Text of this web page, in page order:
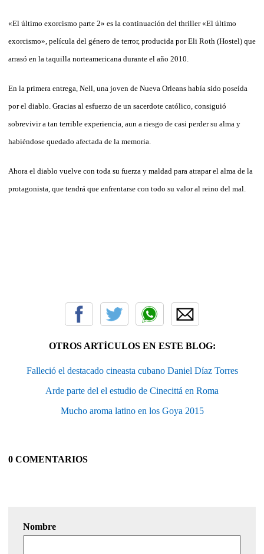
«El último exorcismo parte 2» es la continuación del thriller «El último
exorcismo», película del género de terror, producida por Eli Roth (Hostel) que
arrasó en la taquilla norteamericana durante el año 2010.
En la primera entrega, Nell, una joven de Nueva Orleans había sido poseída
por el diablo. Gracias al esfuerzo de un sacerdote católico, consiguió
sobrevivir a tan terrible experiencia, aun a riesgo de casi perder su alma y
habiéndose quedado afectada de la memoria.
Ahora el diablo vuelve con toda su fuerza y maldad para atrapar el alma de la
protagonista, que tendrá que enfrentarse con todo su valor al reino del mal.
OTROS ARTÍCULOS EN ESTE BLOG:
Falleció el destacado cineasta cubano Daniel Díaz Torres
Arde parte del el estudio de Cinecittá en Roma
Mucho aroma latino en los Goya 2015
0 COMENTARIOS
Nombre